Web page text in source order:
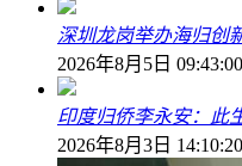
深圳龙岗举办海归创
2026年8月5日 09:43:00
印度归侨李永安：此
2026年8月3日 14:10:20